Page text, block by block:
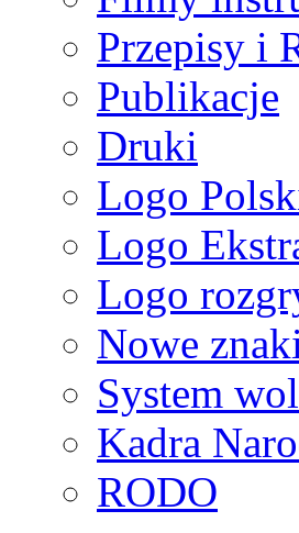
Przepisy i
Publikacje
Druki
Logo
Logo
Logo
Nowe
System
Kadra
RODO